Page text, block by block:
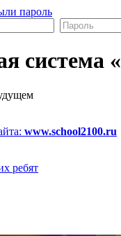
пароль
система
www.school2100.ru
ребят